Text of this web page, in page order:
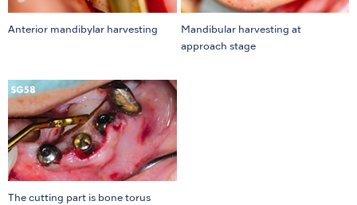
Anterior mandibylar harvesting
Mandibular harvesting at
approach stage
The cutting part is bone torus